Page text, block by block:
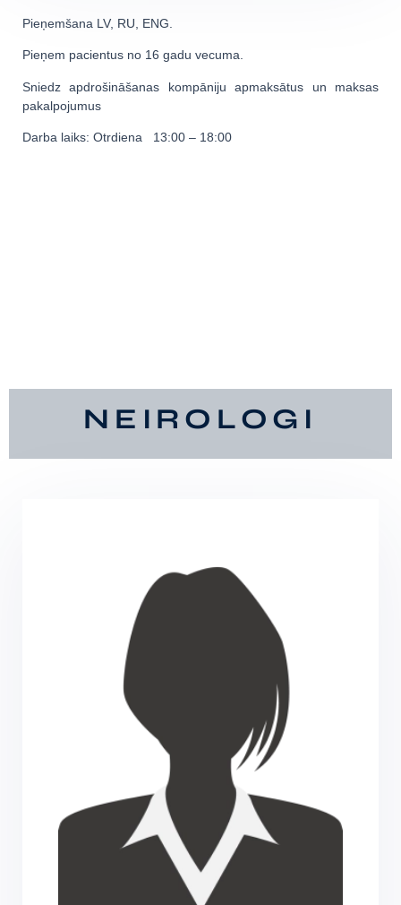
Pieņemšana LV, RU, ENG.
Pieņem pacientus no 16 gadu vecuma.
Sniedz apdrošināšanas kompāniju apmaksātus un maksas
pakalpojumus
Darba laiks: Otrdiena 13:00 – 18:00
NEIROLOGI